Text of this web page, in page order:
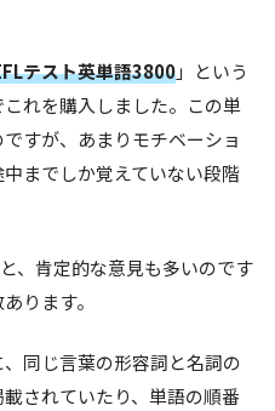
テスト英単語3800」という
れを購入しました。この単
すが、あまりモチベーショ
までしか覚えていない段階
、肯定的な意見も多いのです
ります。
同じ言葉の形容詞と名詞の
されていたり、単語の順番